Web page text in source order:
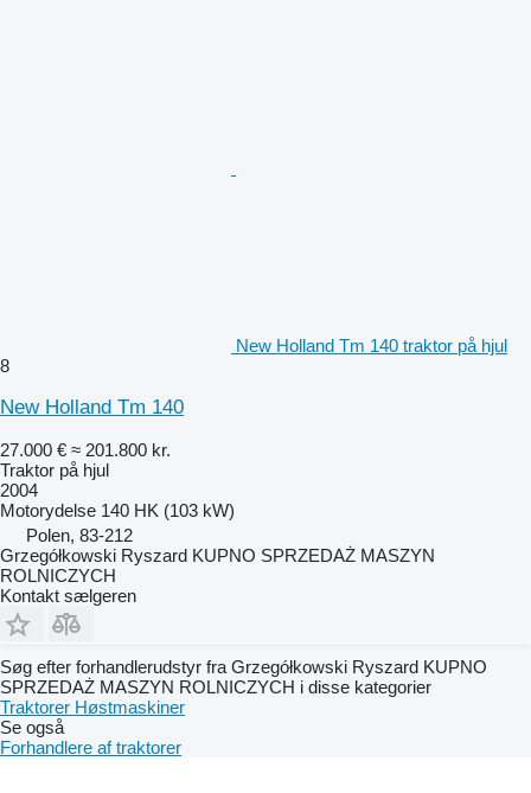
New Holland Tm 140 traktor på hjul
8
New Holland Tm 140
27.000 € ≈ 201.800 kr.
Traktor på hjul
2004
Motorydelse 140 HK (103 kW)
Polen, 83-212
Grzegółkowski Ryszard KUPNO SPRZEDAŻ MASZYN
ROLNICZYCH
Kontakt sælgeren
Søg efter forhandlerudstyr fra Grzegółkowski Ryszard KUPNO
SPRZEDAŻ MASZYN ROLNICZYCH i disse kategorier
Traktorer Høstmaskiner
Se også
Forhandlere af traktorer